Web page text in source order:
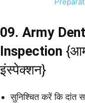
09. Army
Inspection
इंस्पेक्शन}
सुनिश्चित करें कि दांत